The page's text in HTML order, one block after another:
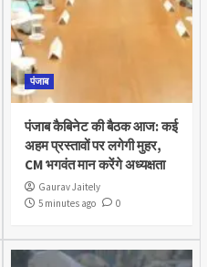
पंजाब
पंजाब कैबिनेट की बैठक आज: कई
अहम प्रस्तावों पर लगेगी मुहर,
CM भगवंत मान करेंगे अध्यक्षता
Gaurav Jaitely
5 minutes ago
0